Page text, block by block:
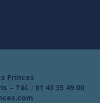
Princes
– Tél. : 01 43 35 49 00